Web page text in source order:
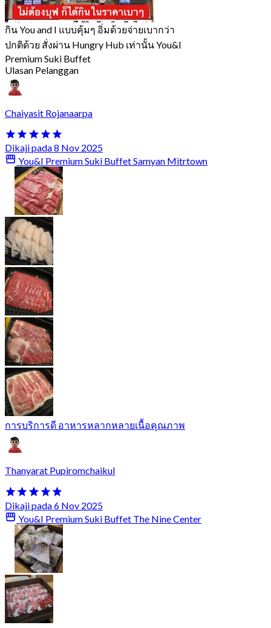
กิน You and I แบบคุ้มๆ อิ่มด้วยจ่ายเบากว่า
ปกติด้วย สั่งผ่าน Hungry Hub เท่านั้น You&I
Premium Suki Buffet
Ulasan Pelanggan
Chaiyasit Rojanaarpa
Dikaji pada 8 Nov 2025
You&I Premium Suki Buffet Samyan Mitrtown
การบริการดี อาหารหลากหลายเนื้อคุณภาพ
Thanyarat Pupiromchaikul
Dikaji pada 6 Nov 2025
You&I Premium Suki Buffet The Nine Center